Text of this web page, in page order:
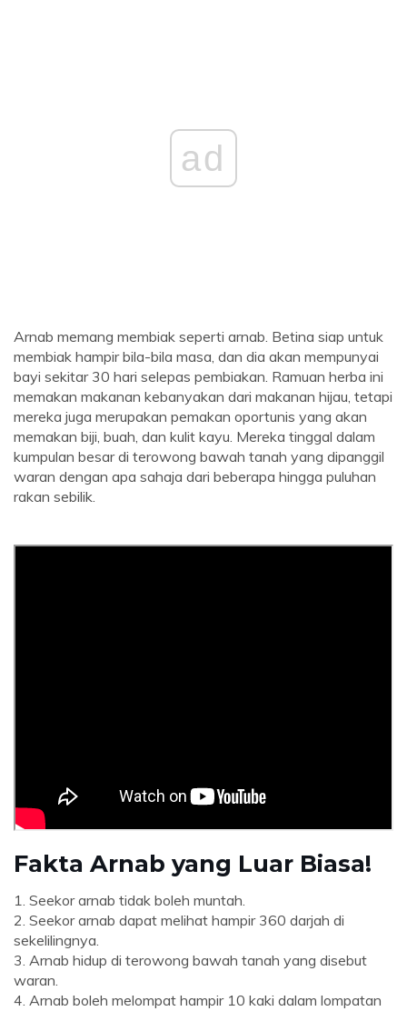
ad
Arnab memang membiak seperti arnab. Betina siap untuk
membiak hampir bila-bila masa, dan dia akan mempunyai
bayi sekitar 30 hari selepas pembiakan. Ramuan herba ini
memakan makanan kebanyakan dari makanan hijau, tetapi
mereka juga merupakan pemakan oportunis yang akan
memakan biji, buah, dan kulit kayu. Mereka tinggal dalam
kumpulan besar di terowong bawah tanah yang dipanggil
waran dengan apa sahaja dari beberapa hingga puluhan
rakan sebilik.
Fakta Arnab yang Luar Biasa!
1. Seekor arnab tidak boleh muntah.
2. Seekor arnab dapat melihat hampir 360 darjah di
sekelilingnya.
3. Arnab hidup di terowong bawah tanah yang disebut
waran.
4. Arnab boleh melompat hampir 10 kaki dalam lompatan